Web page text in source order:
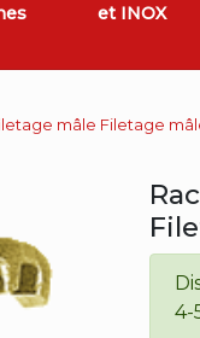
et INOX
mâle Filetage mâle
4-